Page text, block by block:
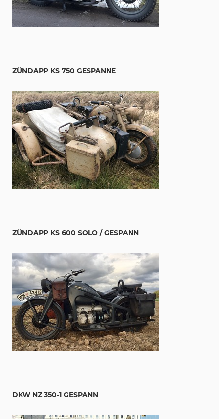
ZÜNDAPP KS 750 GESPANNE
ZÜNDAPP KS 600 SOLO / GESPANN
DKW NZ 350-1 GESPANN